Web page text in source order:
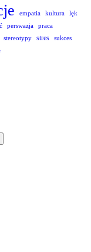
empatia kultura
lęk
perswazja
praca
stereotypy stres sukces